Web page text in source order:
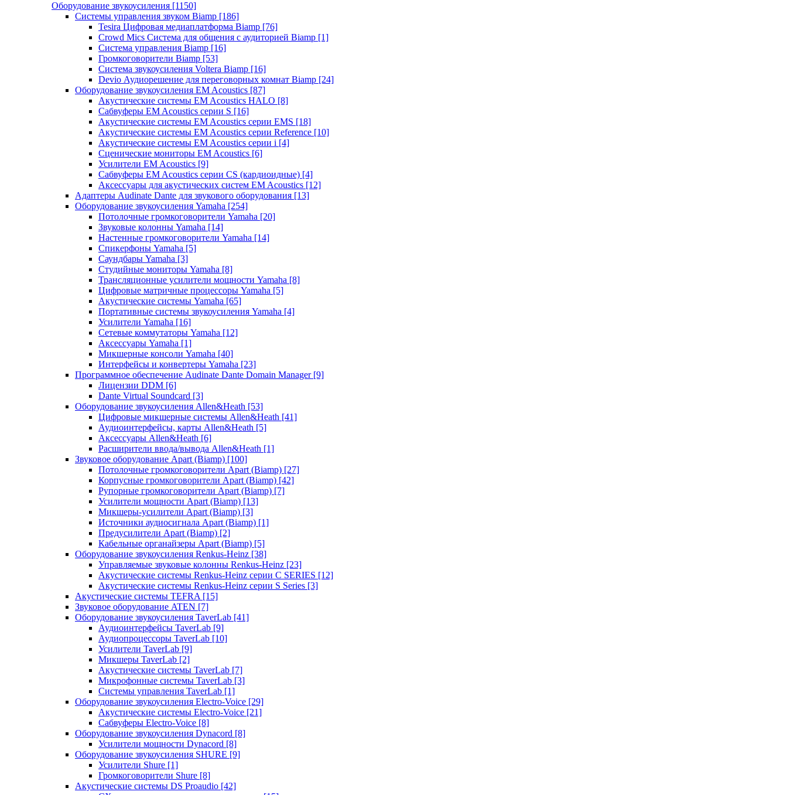
Оборудование звукоусиления [1150]
Системы управления звуком Biamp [186]
Tesira Цифровая медиаплатформа Biamp [76]
Crowd Mics Система для общения с аудиторией Biamp [1]
Система управления Biamp [16]
Громкоговорители Biamp [53]
Система звукоусиления Voltera Biamp [16]
Devio Аудиорешение для переговорных комнат Biamp [24]
Оборудование звукоусиления EM Acoustics [87]
Акустические системы EM Acoustics HALO [8]
Сабвуферы EM Acoustics серии S [16]
Акустические системы EM Acoustics серии EMS [18]
Акустические системы EM Acoustics серии Reference [10]
Акустические системы EM Acoustics серии i [4]
Сценические мониторы EM Acoustics [6]
Усилители EM Acoustics [9]
Сабвуферы EM Acoustics серии CS (кардиоидные) [4]
Аксессуары для акустических систем EM Acoustics [12]
Адаптеры Audinate Dante для звукового оборудования [13]
Оборудование звукоусиления Yamaha [254]
Потолочные громкоговорители Yamaha [20]
Звуковые колонны Yamaha [14]
Настенные громкоговорители Yamaha [14]
Спикерфоны Yamaha [5]
Саундбары Yamaha [3]
Студийные мониторы Yamaha [8]
Трансляционные усилители мощности Yamaha [8]
Цифровые матричные процессоры Yamaha [5]
Акустические системы Yamaha [65]
Портативные системы звукоусиления Yamaha [4]
Усилители Yamaha [16]
Сетевые коммутаторы Yamaha [12]
Аксессуары Yamaha [1]
Микшерные консоли Yamaha [40]
Интерфейсы и конвертеры Yamaha [23]
Программное обеспечение Audinate Dante Domain Manager [9]
Лицензии DDM [6]
Dante Virtual Soundcard [3]
Оборудование звукоусиления Allen&Heath [53]
Цифровые микшерные системы Allen&Heath [41]
Аудиоинтерфейсы, карты Allen&Heath [5]
Аксессуары Allen&Heath [6]
Расширители ввода/вывода Allen&Heath [1]
Звуковое оборудование Apart (Biamp) [100]
Потолочные громкоговорители Apart (Biamp) [27]
Корпусные громкоговорители Apart (Biamp) [42]
Рупорные громкоговорители Apart (Biamp) [7]
Усилители мощности Apart (Biamp) [13]
Микшеры-усилители Apart (Biamp) [3]
Источники аудиосигнала Apart (Biamp) [1]
Предусилители Apart (Biamp) [2]
Кабельные органайзеры Apart (Biamp) [5]
Оборудование звукоусиления Renkus-Heinz [38]
Управляемые звуковые колонны Renkus-Heinz [23]
Акустические системы Renkus-Heinz серии C SERIES [12]
Акустические системы Renkus-Heinz серии S Series [3]
Акустические системы TEFRA [15]
Звуковое оборудование ATEN [7]
Оборудование звукоусиления TaverLab [41]
Аудиоинтерфейсы TaverLab [9]
Аудиопроцессоры TaverLab [10]
Усилители TaverLab [9]
Микшеры TaverLab [2]
Акустические системы TaverLab [7]
Микрофонные системы TaverLab [3]
Системы управления TaverLab [1]
Оборудование звукоусиления Electro-Voice [29]
Акустические системы Electro-Voice [21]
Сабвуферы Electro-Voice [8]
Оборудование звукоусиления Dynacord [8]
Усилители мощности Dynacord [8]
Оборудование звукоусиления SHURE [9]
Усилители Shure [1]
Громкоговорители Shure [8]
Акустические системы DS Proaudio [42]